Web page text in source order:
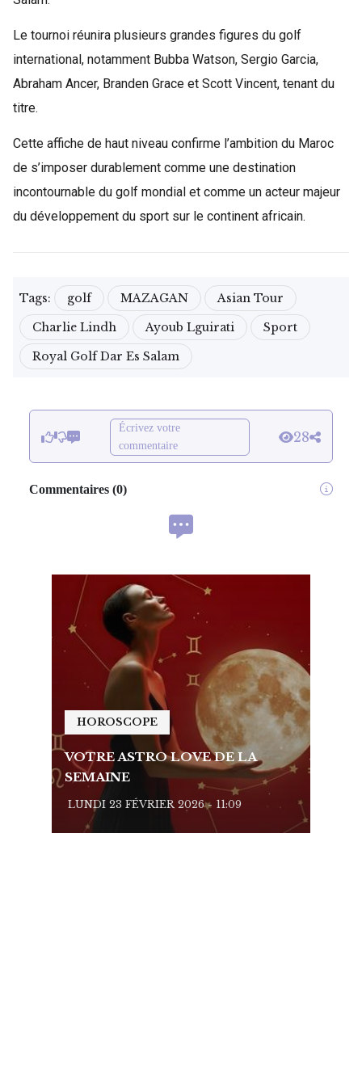
Le tournoi réunira plusieurs grandes figures du golf
international, notamment Bubba Watson, Sergio Garcia,
Abraham Ancer, Branden Grace et Scott Vincent, tenant du
titre.
Cette affiche de haut niveau confirme l’ambition du Maroc
de s’imposer durablement comme une destination
incontournable du golf mondial et comme un acteur majeur
du développement du sport sur le continent africain.
Tags: golf MAZAGAN
Asian Tour
Charlie Lindh
Ayoub Lguirati
Sport
Royal Golf Dar Es Salam
Écrivez votre
commentaire
28
Commentaires (0)
HOROSCOPE
VOTRE ASTRO LOVE DE LA
SEMAINE
LUNDI 23 FÉVRIER 2026 - 11:09